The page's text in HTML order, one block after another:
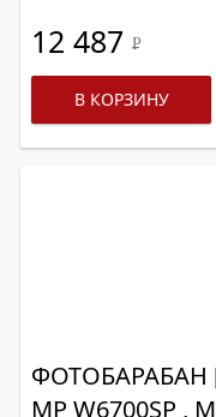
12 487 Р
В КОРЗИНУ
ФОТОБАРАБАН
MP W6700SP ,